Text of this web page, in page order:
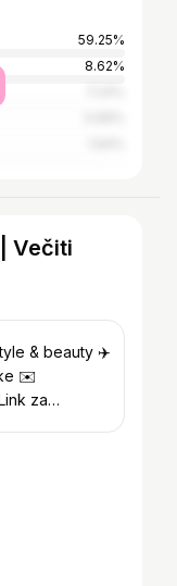
59.25%
8.62%
Večiti
✉️
za